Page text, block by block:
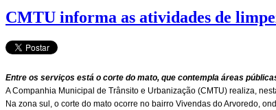
CMTU informa as atividades de
Entre os serviços está o corte do mato, que contempla áreas
A Companhia Municipal de Trânsito e Urbanização (CMTU) realiza,
Na zona sul, o corte do mato ocorre no bairro Vivendas do Arvoredo,